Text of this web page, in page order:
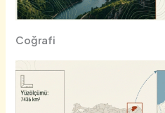
Coğrafi